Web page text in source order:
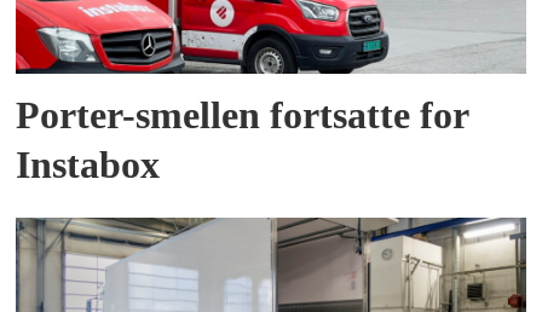
Porter-smellen fortsatte for
Instabox